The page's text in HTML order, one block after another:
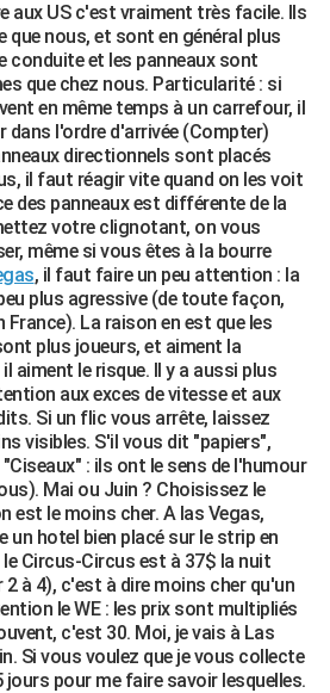
aux US c'est vraiment très facile. Ils
que nous, et sont en général plus
conduite et les panneaux sont
que chez nous. Particularité : si
en même temps à un carrefour, il
l'ordre d'arrivée (Compter)
directionnels sont placés
il faut réagir vite quand on les voit
des panneaux est différente de la
votre clignotant, on vous
même si vous êtes à la bourre
, il faut faire un peu attention : la
plus agressive (de toute façon,
La raison en est que les
plus joueurs, et aiment la
aiment le risque. Il y a aussi plus
aux exces de vitesse et aux
Si un flic vous arrête, laissez
visibles. S'il vous dit "papiers",
: ils ont le sens de l'humour
Mai ou Juin ? Choisissez le
est le moins cher. A las Vegas,
un hotel bien placé sur le strip en
le Circus-Circus est à 37$ la nuit
à 4), c'est à dire moins cher qu'un
le WE : les prix sont multipliés
c'est 30. Moi, je vais à Las
Si vous voulez que je vous collecte
pour me faire savoir lesquelles.